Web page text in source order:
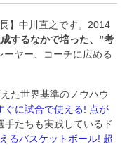
】中川直之です。2014
するなかで培った、”考
ヤー、コーチに広める
た世界基準のノウハウ
ぐに試合で使える! 点が
手たちも実践しているド
るバスケットボール! 超